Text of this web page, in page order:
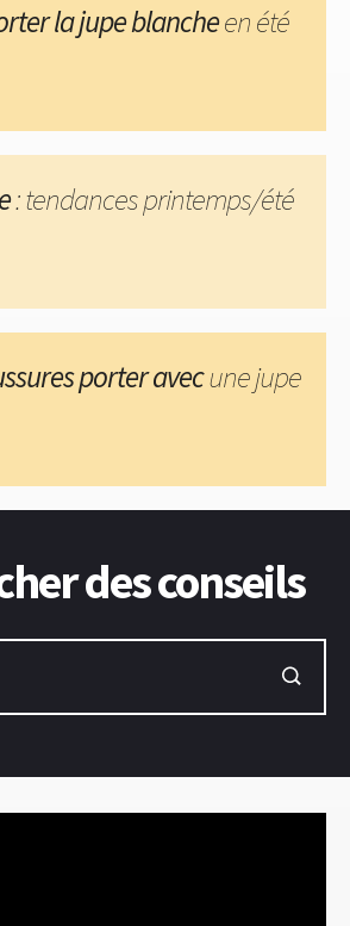
la jupe blancheen été
: tendances printemps/été
porter avecune jupe
des conseils